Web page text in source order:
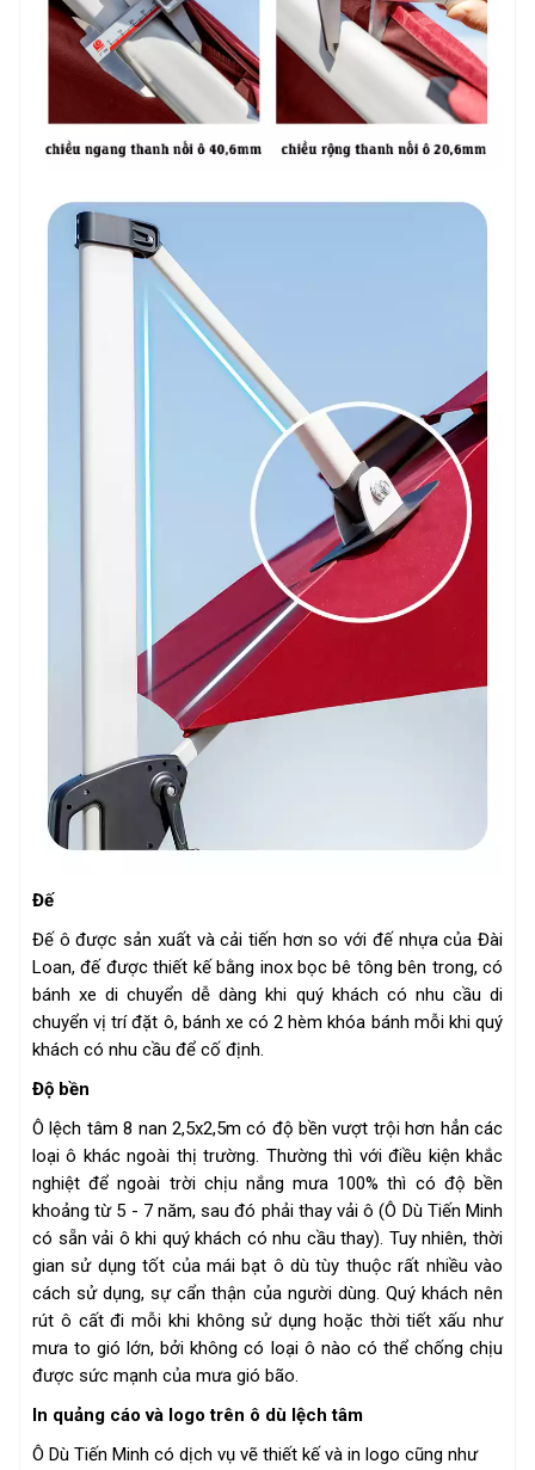
Đế
Đế ô được sản xuất và cải tiến hơn so với đế nhựa của Đài
Loan, đế được thiết kế bằng inox bọc bê tông bên trong, có
bánh xe di chuyển dễ dàng khi quý khách có nhu cầu di
chuyển vị trí đặt ô, bánh xe có 2 hèm khóa bánh mỗi khi quý
khách có nhu cầu để cố định.
Độ bền
Ô lệch tâm 8 nan 2,5x2,5m có độ bền vượt trội hơn hẳn các
loại ô khác ngoài thị trường. Thường thì với điều kiện khắc
nghiệt để ngoài trời chịu nắng mưa 100% thì có độ bền
khoảng từ 5 - 7 năm, sau đó phải thay vải ô (Ô Dù Tiến Minh
có sẵn vải ô khi quý khách có nhu cầu thay). Tuy nhiên, thời
gian sử dụng tốt của mái bạt ô dù tùy thuộc rất nhiều vào
cách sử dụng, sự cẩn thận của người dùng. Quý khách nên
rút ô cất đi mỗi khi không sử dụng hoặc thời tiết xấu như
mưa to gió lớn, bởi không có loại ô nào có thể chống chịu
được sức mạnh của mưa gió bão.
In quảng cáo và logo trên ô dù lệch tâm
Ô Dù Tiến Minh có dịch vụ vẽ thiết kế và in logo cũng như